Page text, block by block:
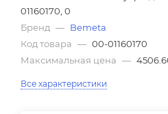
01160170, 0
Бренд — Bemeta
Код товара — 00-01160170
Максимальная цена —
Все характеристики